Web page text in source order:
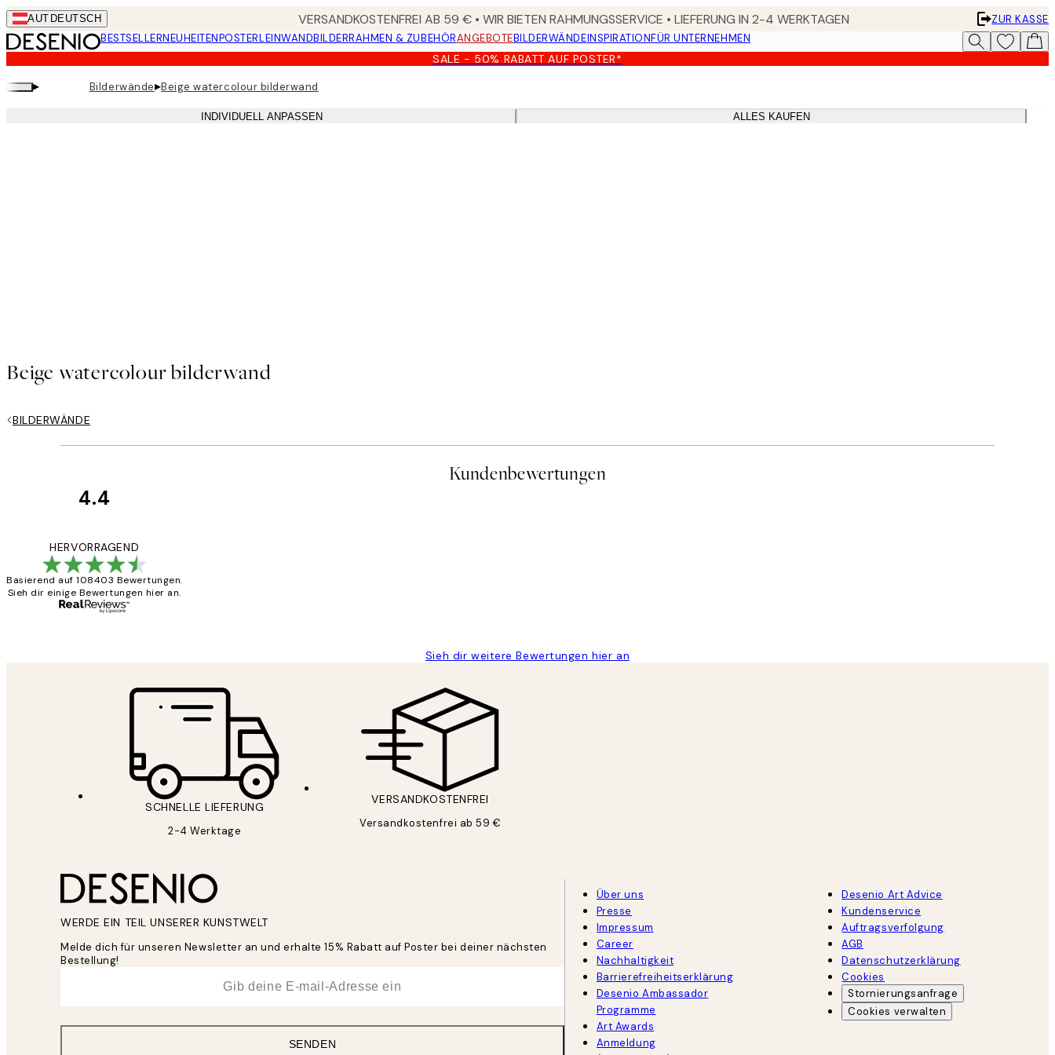
Skip
to
main
content.
AUT DEUTSCH VERSANDKOSTENFREI AB 59 € • WIR BIETEN RAHMUNGSSERVICE • LIEFERUNG IN 2-4 WERKTAGEN
ZUR KASSE
BESTSELLERNEUHEITENPOSTERLEINWANDBILDERRAHMEN & ZUBEHÖRANGEBOTEBILDERWÄNDEINSPIRATIONFÜR UNTERNEHMEN
SALE - 50% RABATT AUF POSTER*
▸ Bilderwände▸Beige watercolour bilderwand
INDIVIDUELL ANPASSEN ALLES KAUFEN
Beige watercolour bilderwand
BILDERWÄNDE
Kundenbewertungen
4.4
HERVORRAGEND
Basierend auf 108403 Bewertungen.
Sieh dir einige Bewertungen hier an.
Sieh dir weitere Bewertungen hier an
SCHNELLE LIEFERUNG
2-4 Werktage
VERSANDKOSTENFREI
Versandkostenfrei ab 59 €
WERDE EIN TEIL UNSERER KUNSTWELT
Melde dich für unseren Newsletter an und erhalte 15% Rabatt auf Poster bei deiner nächsten
Bestellung!
SENDEN
Über uns
Presse
Impressum
Career
Nachhaltigkeit
Barrierefreiheitserklärung
Desenio Ambassador
Programme
Art Awards
Anmeldung
Desenio Art Advice
Kundenservice
Auftragsverfolgung
AGB
Datenschutzerklärung
Cookies
Stornierungsanfrage
Cookies verwalten